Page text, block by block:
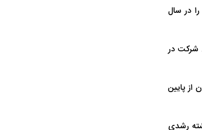
در سال
شرکت در
رسید که نشان از پایین
گذشته رشدی
توسط حیوانات خورده شد